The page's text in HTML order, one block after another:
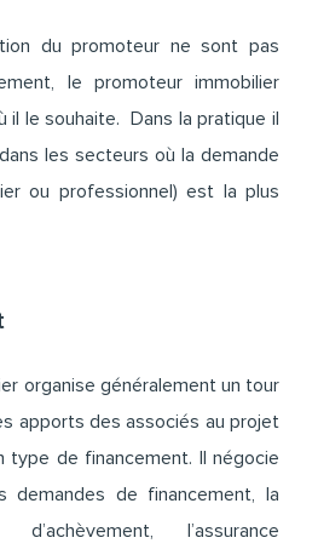
du promoteur ne sont pas
le promoteur immobilier
il le souhaite. Dans la pratique il
les secteurs où la demande
ou professionnel) est la plus
organise généralement un tour
apports des associés au projet
type de financement. Il négocie
de financement, la
l’assurance